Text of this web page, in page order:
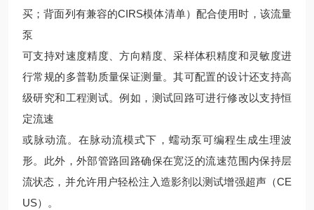
买；背面列有兼容的CIRS模体清单）配合使用时，该流量
泵
可支持对速度精度、方向精度、采样体积精度和灵敏度进
行常规的多普勒质量保证测量。其可配置的设计还支持高
级研究和工程测试。例如，测试回路可进行修改以支持恒
定流速
或脉动流。在脉动流模式下，蠕动泵可编程生成生理波
形。此外，外部管路回路确保在宽泛的流速范围内保持层
流状态，并允许用户轻松注入造影剂以测试增强超声（CE
US）。